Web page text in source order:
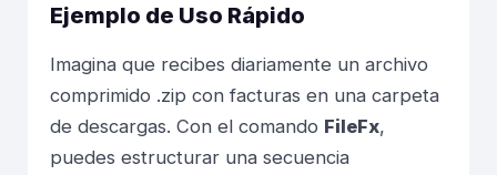
Ejemplo de Uso Rápido
Imagina que recibes diariamente un archivo
comprimido .zip con facturas en una carpeta
de descargas. Con el comando FileFx,
puedes estructurar una secuencia